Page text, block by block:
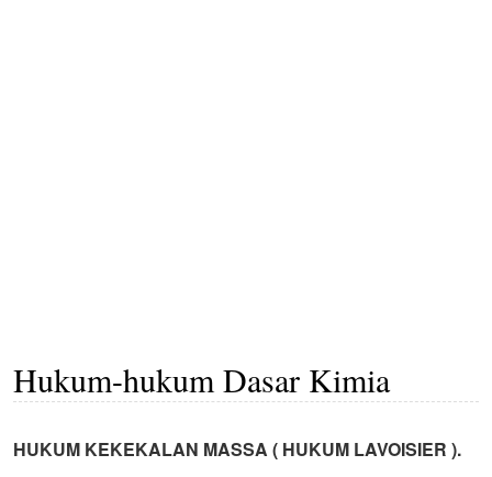
Hukum-hukum Dasar Kimia
HUKUM KEKEKALAN MASSA ( HUKUM LAVOISIER ).